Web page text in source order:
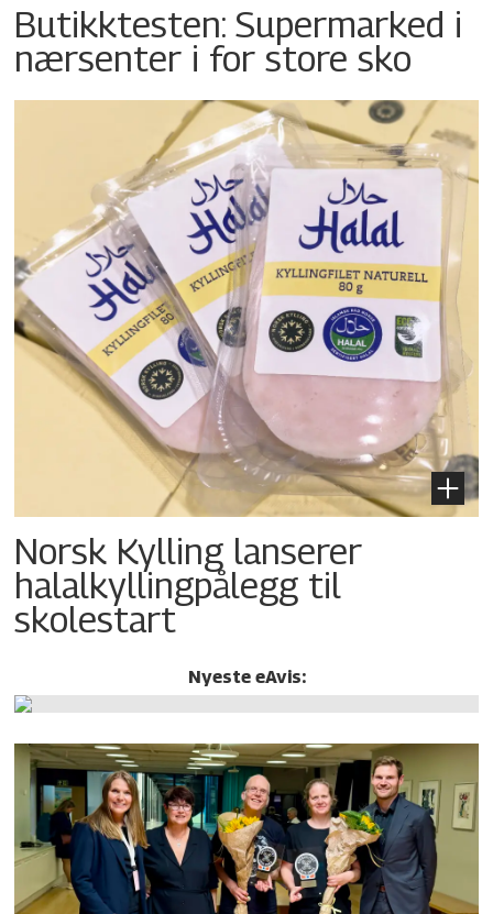
Butikktesten: Supermarked i
nærsenter i for store sko
Norsk Kylling lanserer
halalkylling­pålegg til
skolestart
Nyeste eAvis: